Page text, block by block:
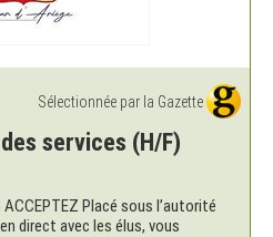
Sélectionnée par la Gazette
services (H/F)
ACCEPTEZ Placé sous l’autorité
direct avec les élus, vous